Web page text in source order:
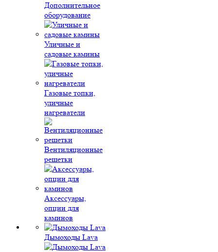
Дополнительное
оборудование
Уличные и
садовые камины
Газовые топки,
уличные
нагреватели
Вентиляционные
решетки
Аксессуары,
опции для
каминов
Дымоходы Lava